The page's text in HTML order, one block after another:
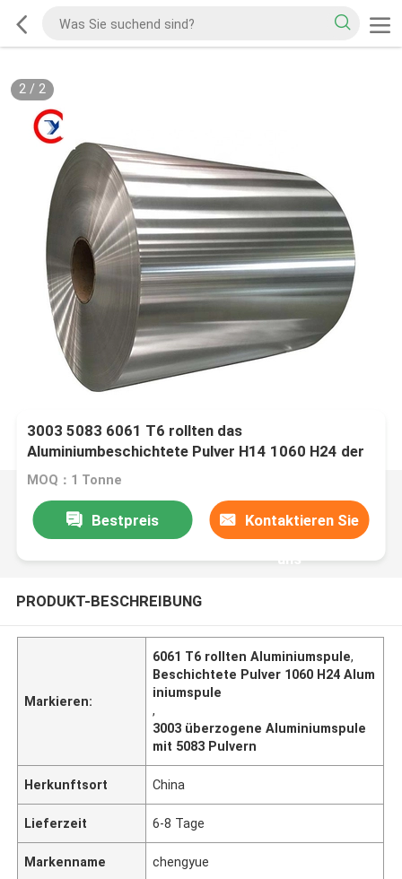
2/ 2
3003 5083 6061 T6 rollten das
Aluminiumbeschichtete Pulver H14 1060 H24 der
spulen-1050
MOQ：1 Tonne
Bestpreis Kontaktieren Sie
uns
PRODUKT-BESCHREIBUNG
Markieren:
6061 T6 rollten Aluminiumspule,
Beschichtete Pulver 1060 H24 Alum
iniumspule
,
3003 überzogene Aluminiumspule
mit 5083 Pulvern
Herkunftsort China
Lieferzeit 6-8 Tage
Markenname chengyue